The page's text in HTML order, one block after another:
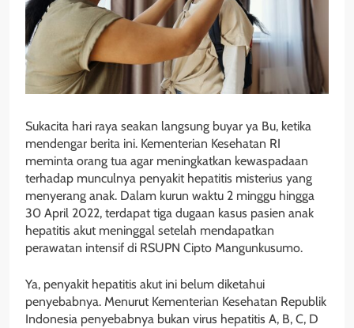
Sukacita hari raya seakan langsung buyar ya Bu, ketika
mendengar berita ini. Kementerian Kesehatan RI
meminta orang tua agar meningkatkan kewaspadaan
terhadap munculnya penyakit hepatitis misterius yang
menyerang anak. Dalam kurun waktu 2 minggu hingga
30 April 2022, terdapat tiga dugaan kasus pasien anak
hepatitis akut meninggal setelah mendapatkan
perawatan intensif di RSUPN Cipto Mangunkusumo.
Ya, penyakit hepatitis akut ini belum diketahui
penyebabnya. Menurut Kementerian Kesehatan Republik
Indonesia penyebabnya bukan virus hepatitis A, B, C, D